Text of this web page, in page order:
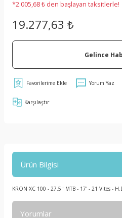
*2.005,68 ₺ den başlayan taksitlerle!
19.277,63 ₺
Gelince
Yorum Yaz
Karşılaştır
Ürün Bilgisi
KRON XC 100 - 27.5" MTB - 17' - 21 Vites -
Yorumlar